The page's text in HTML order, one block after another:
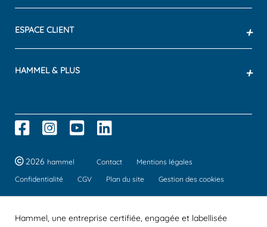
ESPACE CLIENT +
HAMMEL & PLUS +
2026 hammel Contact
Mentions légales
Confidentialité
CGV Plan du site Gestion des cookies
Hammel, une entreprise certifiée, engagée et labellisée